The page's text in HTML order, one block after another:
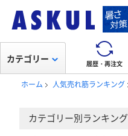
履歴・再注文
カテゴリー
ホーム 人気売れ筋ランキング
カテゴリー別ランキング